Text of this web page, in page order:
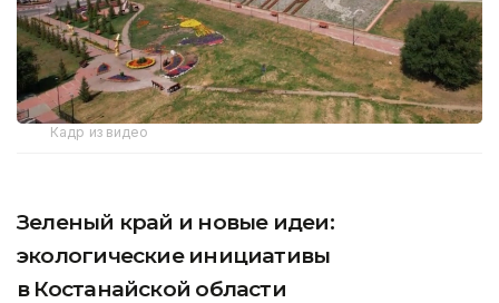
Кадр из видео
Зеленый край и новые идеи:
экологические инициативы
в Костанайской области